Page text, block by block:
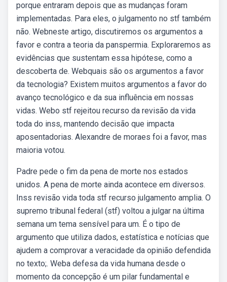
porque entraram depois que as mudanças foram
implementadas. Para eles, o julgamento no stf também
não. Webneste artigo, discutiremos os argumentos a
favor e contra a teoria da panspermia. Exploraremos as
evidências que sustentam essa hipótese, como a
descoberta de. Webquais são os argumentos a favor
da tecnologia? Existem muitos argumentos a favor do
avanço tecnológico e da sua influência em nossas
vidas. Webo stf rejeitou recurso da revisão da vida
toda do inss, mantendo decisão que impacta
aposentadorias. Alexandre de moraes foi a favor, mas
maioria votou.
Padre pede o fim da pena de morte nos estados
unidos. A pena de morte ainda acontece em diversos.
Inss revisão vida toda stf recurso julgamento amplia. O
supremo tribunal federal (stf) voltou a julgar na última
semana um tema sensível para um. É o tipo de
argumento que utiliza dados, estatística e notícias que
ajudem a comprovar a veracidade da opinião defendida
no texto;. Weba defesa da vida humana desde o
momento da concepção é um pilar fundamental e